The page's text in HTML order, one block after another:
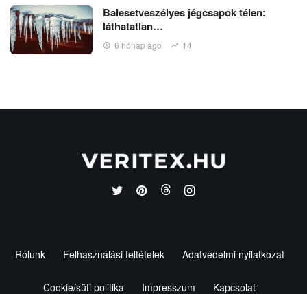
Balesetveszélyes jégcsapok télen:
láthatatlan…
6 hónap ago 14
Rólunk Felhasználási feltételek Adatvédelmi nyilatkozat
Cookie/süti politika Impresszum Kapcsolat